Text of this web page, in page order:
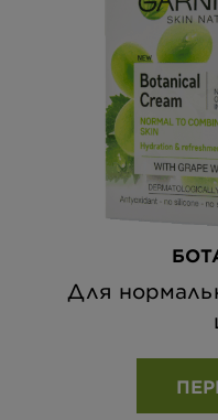
Для